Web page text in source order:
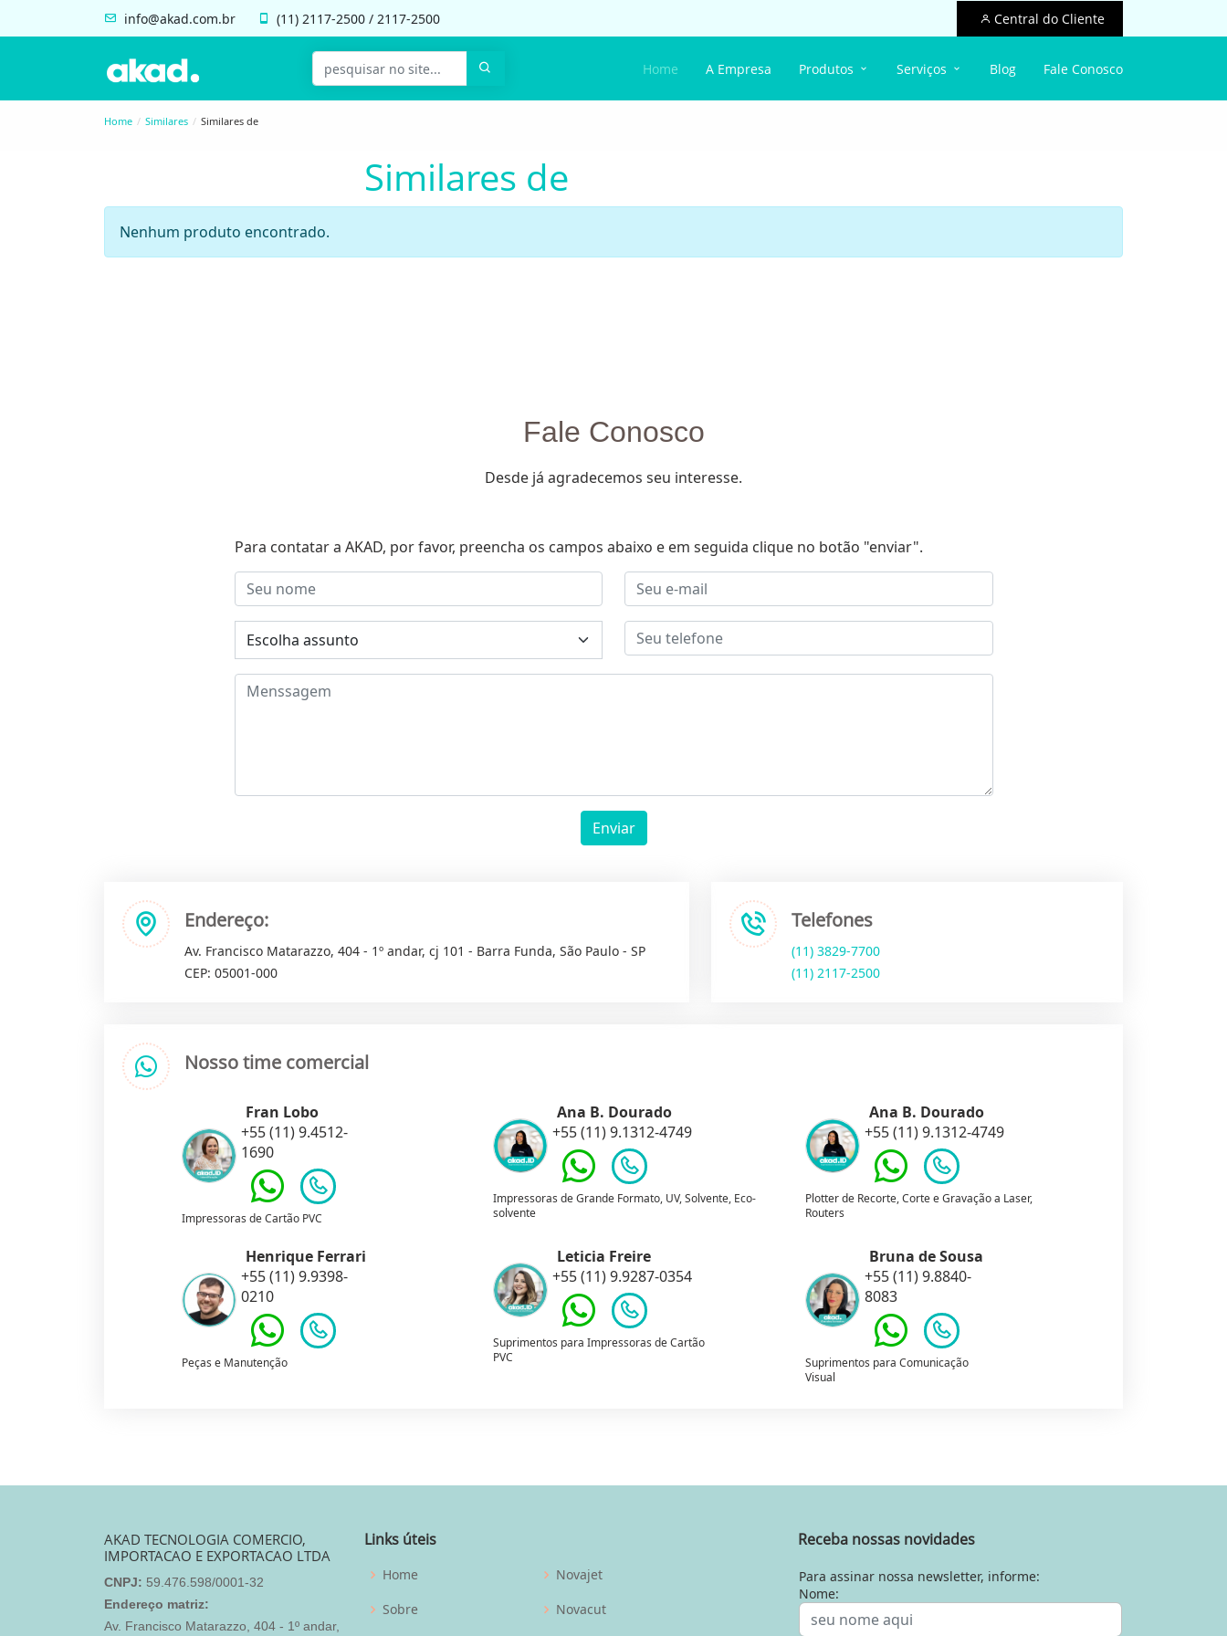
info@akad.com.br (11) 2117-2500 / 2117-2500 Central do Cliente
Home A Empresa Produtos Serviços Blog Fale Conosco
Home Similares Similares de
Similares de
Nenhum produto encontrado.
Fale Conosco
Desde já agradecemos seu interesse.
Para contatar a AKAD, por favor, preencha os campos abaixo e em seguida clique no botão "enviar".
Enviar
Endereço:
Av. Francisco Matarazzo, 404 - 1º andar, cj 101 - Barra Funda, São Paulo - SP
CEP: 05001-000
Telefones
(11) 3829-7700
(11) 2117-2500
Nosso time comercial
Fran Lobo
+55 (11) 9.4512-
1690
Impressoras de Cartão PVC
Ana B. Dourado
+55 (11) 9.1312-4749
Impressoras de Grande Formato, UV, Solvente, Eco-
solvente
Ana B. Dourado
+55 (11) 9.1312-4749
Plotter de Recorte, Corte e Gravação a Laser,
Routers
Henrique Ferrari
+55 (11) 9.9398-
0210
Peças e Manutenção
Leticia Freire
+55 (11) 9.9287-0354
Suprimentos para Impressoras de Cartão
PVC
Bruna de Sousa
+55 (11) 9.8840-
8083
Suprimentos para Comunicação
Visual
AKAD TECNOLOGIA COMERCIO,
IMPORTACAO E EXPORTACAO LTDA
CNPJ: 59.476.598/0001-32
Endereço matriz:
Av. Francisco Matarazzo, 404 - 1º andar,
Links úteis
Home
Sobre
Novajet
Novacut
Receba nossas novidades
Para assinar nossa newsletter, informe:
Nome: